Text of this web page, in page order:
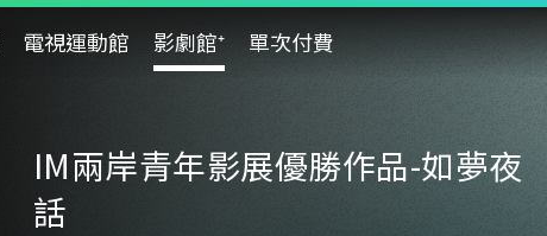
電視運動館 影劇館⁺ 單次付費
IM兩岸青年影展優勝作品-如夢夜
話